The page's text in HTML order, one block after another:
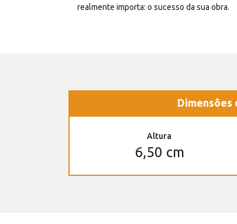
realmente importa: o sucesso da sua obra.
Dimensões
Altura
6,50 cm